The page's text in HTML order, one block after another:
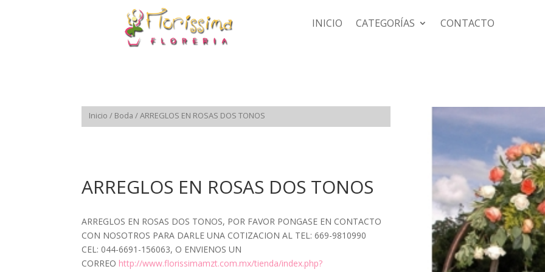
INICIO CATEGORÍAS CONTACTO
Inicio / Boda / ARREGLOS EN ROSAS DOS TONOS
ARREGLOS EN ROSAS DOS TONOS
ARREGLOS EN ROSAS DOS TONOS, POR FAVOR PONGASE EN CONTACTO
CON NOSOTROS PARA DARLE UNA COTIZACION AL TEL: 669-9810990
CEL: 044-6691-156063, O ENVIENOS UN
CORREO http://www.florissimamzt.com.mx/tienda/index.php?